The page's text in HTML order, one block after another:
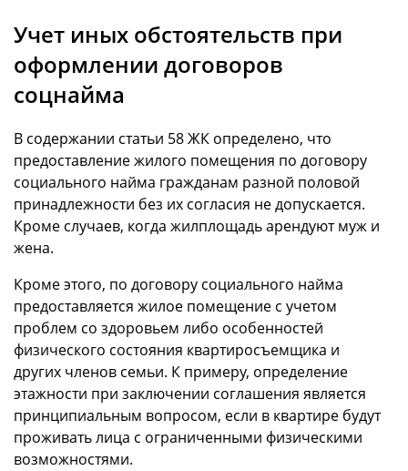
Учет иных обстоятельств при
оформлении договоров
соцнайма
В содержании статьи 58 ЖК определено, что
предоставление жилого помещения по договору
социального найма гражданам разной половой
принадлежности без их согласия не допускается.
Кроме случаев, когда жилплощадь арендуют муж и
жена.
Кроме этого, по договору социального найма
предоставляется жилое помещение с учетом
проблем со здоровьем либо особенностей
физического состояния квартиросъемщика и
других членов семьи. К примеру, определение
этажности при заключении соглашения является
принципиальным вопросом, если в квартире будут
проживать лица с ограниченными физическими
возможностями.